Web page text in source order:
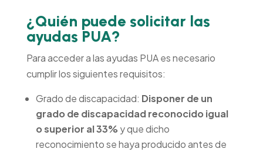
¿Quién puede solicitar las
ayudas PUA?
Para acceder a las ayudas PUA es necesario
cumplir los siguientes requisitos:
Grado de discapacidad: Disponer de un
grado de discapacidad reconocido igual
o superior al 33% y que dicho
reconocimiento se haya producido antes de